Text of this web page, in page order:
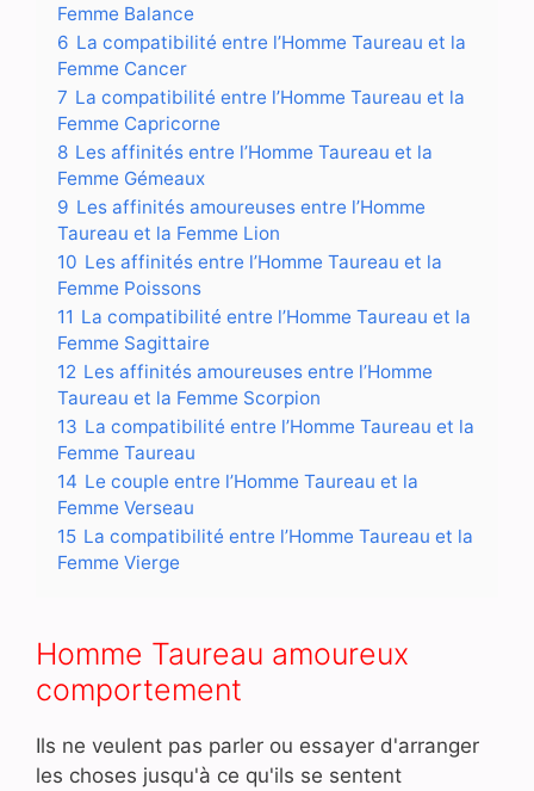
Femme Balance
6 La compatibilité entre l’Homme Taureau et la
Femme Cancer
7 La compatibilité entre l’Homme Taureau et la
Femme Capricorne
8 Les affinités entre l’Homme Taureau et la
Femme Gémeaux
9 Les affinités amoureuses entre l’Homme
Taureau et la Femme Lion
10 Les affinités entre l’Homme Taureau et la
Femme Poissons
11 La compatibilité entre l’Homme Taureau et la
Femme Sagittaire
12 Les affinités amoureuses entre l’Homme
Taureau et la Femme Scorpion
13 La compatibilité entre l’Homme Taureau et la
Femme Taureau
14 Le couple entre l’Homme Taureau et la
Femme Verseau
15 La compatibilité entre l’Homme Taureau et la
Femme Vierge
Homme Taureau amoureux
comportement
Ils ne veulent pas parler ou essayer d'arranger
les choses jusqu'à ce qu'ils se sentent